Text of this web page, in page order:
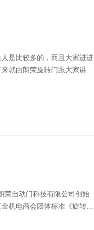
是比较多的，而且大家进进
就由朗荣旋转门跟大家讲讲
荣自动门科技有限公司创始
机电商会团体标准《旋转门